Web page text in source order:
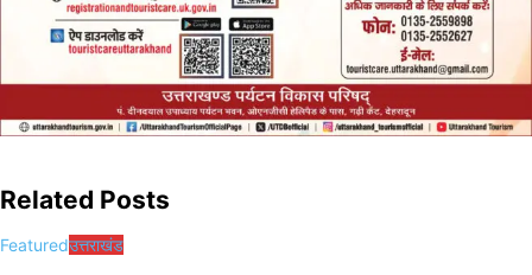
Related Posts
Featuredउत्तराखंड